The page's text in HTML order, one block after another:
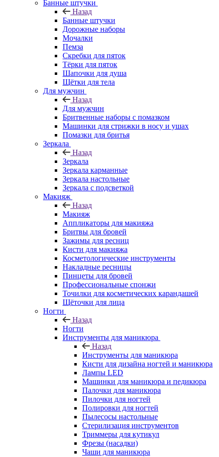
Банные штучки
Назад
Банные штучки
Дорожные наборы
Мочалки
Пемза
Скребки для пяток
Тёрки для пяток
Шапочки для душа
Щётки для тела
Для мужчин
Назад
Для мужчин
Бритвенные наборы с помазком
Машинки для стрижки в носу и ушах
Помазки для бритья
Зеркала
Назад
Зеркала
Зеркала карманные
Зеркала настольные
Зеркала с подсветкой
Макияж
Назад
Макияж
Аппликаторы для макияжа
Бритвы для бровей
Зажимы для ресниц
Кисти для макияжа
Косметологические инструменты
Накладные ресницы
Пинцеты для бровей
Профессиональные спонжи
Точилки для косметических карандашей
Щёточки для лица
Ногти
Назад
Ногти
Инструменты для маникюра
Назад
Инструменты для маникюра
Кисти для дизайна ногтей и маникюра
Лампы LED
Машинки для маникюра и педикюра
Палочки для маникюра
Пилочки для ногтей
Полировки для ногтей
Пылесосы настольные
Стерилизация инструментов
Триммеры для кутикул
Фрезы (насадки)
Чаши для маникюра